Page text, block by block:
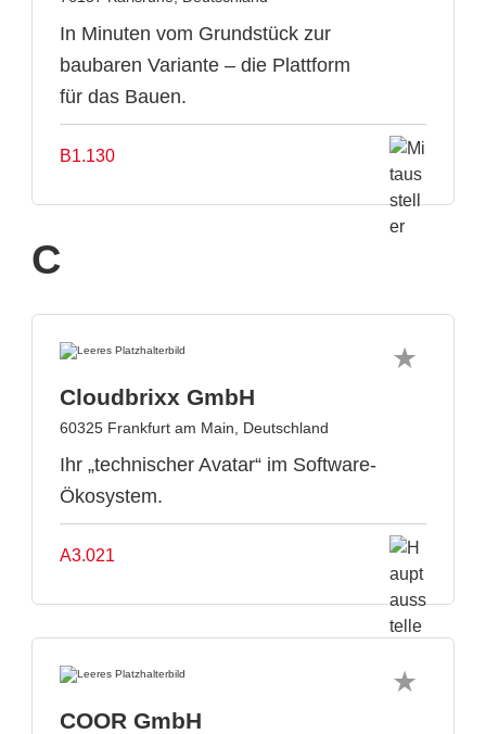
In Minuten vom Grundstück zur
baubaren Variante – die Plattform
für das Bauen.
B1.130
C
Cloudbrixx GmbH
60325 Frankfurt am Main, Deutschland
Ihr „technischer Avatar“ im Software-
Ökosystem.
A3.021
COOR GmbH